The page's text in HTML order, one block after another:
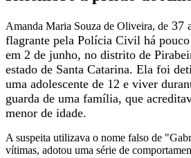
Amanda Maria Souza de Oliveira, de 37
flagrante pela Polícia Civil há pouco
em 2 de junho, no distrito de
estado de Santa Catarina. Ela foi
uma adolescente de 12 e viver
guarda de uma família, que
menor de idade.
A suspeita utilizava o nome falso de
vítimas, adotou uma série de